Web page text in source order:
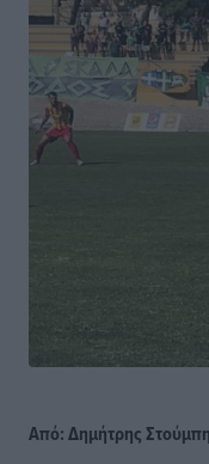
Από:Δημήτρης